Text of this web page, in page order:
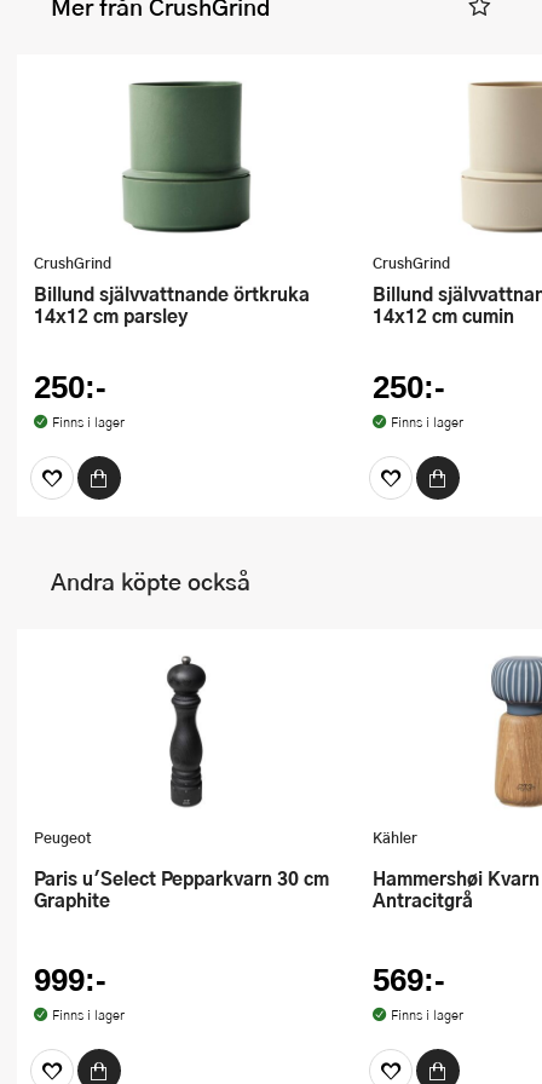
CrushGrind
Billund självvattnande örtkruka
14x12 cm parsley
250:-
Finns i lager
CrushGrind
Billund självvattnande örtkruka
14x12 cm cumin
250:-
Finns i lager
Andra köpte också
Peugeot
Paris u'Select Pepparkvarn 30 cm
Graphite
999:-
Finns i lager
Kähler
Hammershøi Kvarn 14 cm
Antracitgrå
569:-
Finns i lager